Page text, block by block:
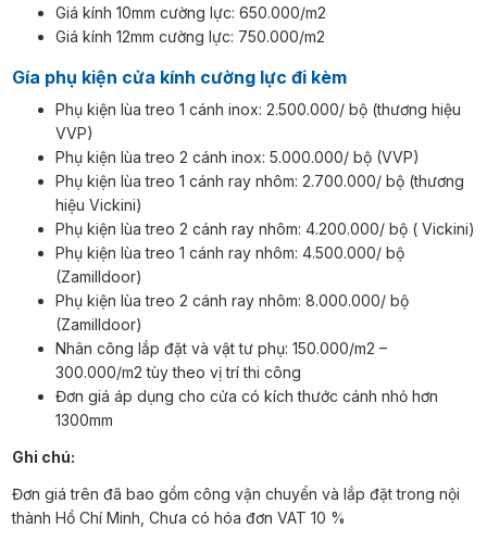
Giá kính 10mm cường lực: 650.000/m2
Giá kính 12mm cường lực: 750.000/m2
Gía phụ kiện cửa kính cường lực đi kèm
Phụ kiện lùa treo 1 cánh inox: 2.500.000/ bộ (thương hiệu
VVP)
Phụ kiện lùa treo 2 cánh inox: 5.000.000/ bộ (VVP)
Phụ kiện lùa treo 1 cánh ray nhôm: 2.700.000/ bộ (thương
hiệu Vickini)
Phụ kiện lùa treo 2 cánh ray nhôm: 4.200.000/ bộ ( Vickini)
Phụ kiện lùa treo 1 cánh ray nhôm: 4.500.000/ bộ
(Zamilldoor)
Phụ kiện lùa treo 2 cánh ray nhôm: 8.000.000/ bộ
(Zamilldoor)
Nhân công lắp đặt và vật tư phụ: 150.000/m2 –
300.000/m2 tùy theo vị trí thi công
Đơn giá áp dụng cho cửa có kích thước cánh nhỏ hơn
1300mm
Ghi chú:
Đơn giá trên đã bao gồm công vận chuyển và lắp đặt trong nội
thành Hồ Chí Minh, Chưa có hóa đơn VAT 10 %